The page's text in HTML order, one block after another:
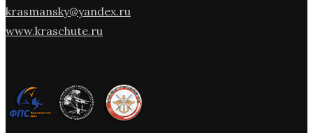
krasmansky@yandex.ru
www.kraschute.ru